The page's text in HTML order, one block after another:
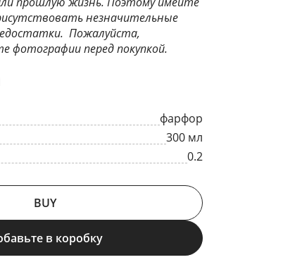
незначительные
Пожалуйста,
фотографии перед покупкой.
фарфор
300 мл
0.2
BUY
в коробку